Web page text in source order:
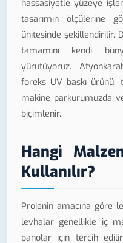
hassasiyetle yüzeye
tasarımın ölçülerine
ünitesinde şekillendirilir.
tamamını kendi
yürütüyoruz.
foreks UV baskı ürünü,
makine parkurumuzda
biçimlenir.
Hangi
Kullanılır?
Projenin amacına göre
levhalar genellikle iç
panolar için tercih